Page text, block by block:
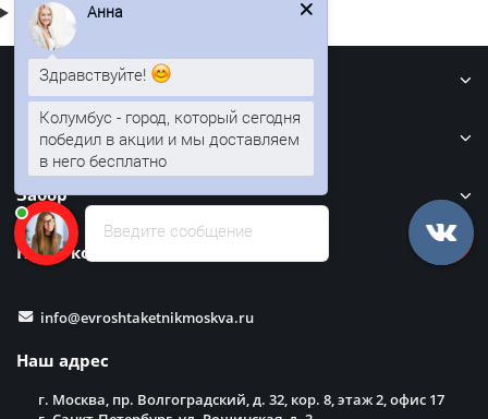
Информация
Кровля
Забор
Наши контакты
info@evroshtaketnikmoskva.ru
Наш адрес
г. Москва, пр. Волгоградский, д. 32, кор. 8, этаж 2, офис 17
Введите сообщение
Анна
Здравствуйте!
Колумбус - город, который сегодня
победил в акции и мы доставляем
в него бесплатно